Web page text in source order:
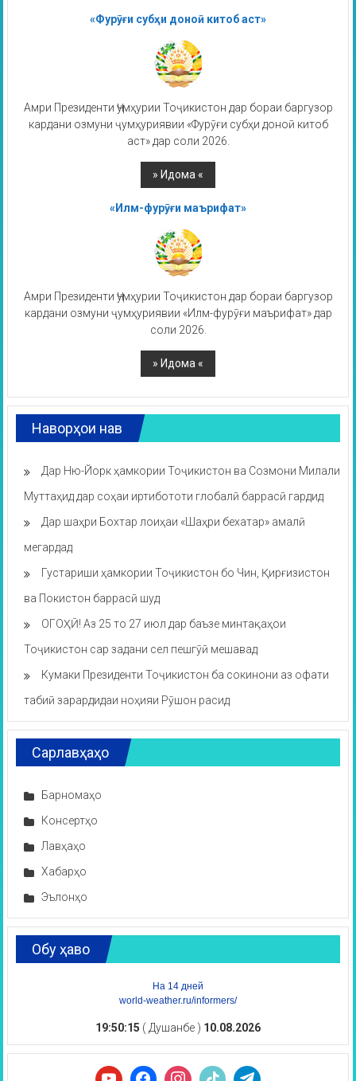
«Фурӯғи субҳи доноӣ китоб аст»
Амри Президенти Ҷумҳурии Тоҷикистон дар бораи баргузор
кардани озмуни ҷумҳуриявии «Фурӯғи субҳи доноӣ китоб
аст» дар соли 2026.
«Илм-фурӯғи маърифат»
Амри Президенти Ҷумҳурии Тоҷикистон дар бораи баргузор
кардани озмуни ҷумҳуриявии «Илм-фурӯғи маърифат» дар
соли 2026.
Наворҳои нав
Дар Ню-Йорк ҳамкории Тоҷикистон ва Созмони Милали
Муттаҳид дар соҳаи иртибототи глобалӣ баррасӣ гардид
Дар шаҳри Бохтар лоиҳаи «Шаҳри бехатар» амалӣ
мегардад
Густариши ҳамкории Тоҷикистон бо Чин, Қирғизистон
ва Покистон баррасӣ шуд
ОГОҲӢ! Аз 25 то 27 июл дар баъзе минтақаҳои
Тоҷикистон сар задани сел пешгӯӣ мешавад
Кумаки Президенти Тоҷикистон ба сокинони аз офати
табиӣ зарардидаи ноҳияи Рӯшон расид
Сарлавҳаҳо
Барномаҳо
Консертҳо
Лавҳаҳо
Хабарҳо
Эълонҳо
Обу ҳаво
На 14 дней
world-weather.ru/informers/
19:50:16 ( Душанбе ) 10.08.2026